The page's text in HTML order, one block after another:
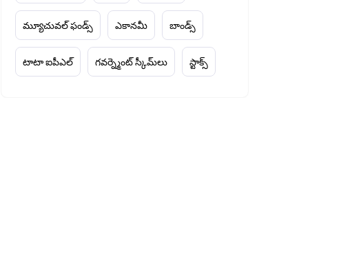
మ్యూచువల్ ఫండ్స్ ఎకానమీ బాండ్స్
టాటా ఐపీఎల్ గవర్న్మెంట్ స్కీమ్‌లు స్టాక్స్